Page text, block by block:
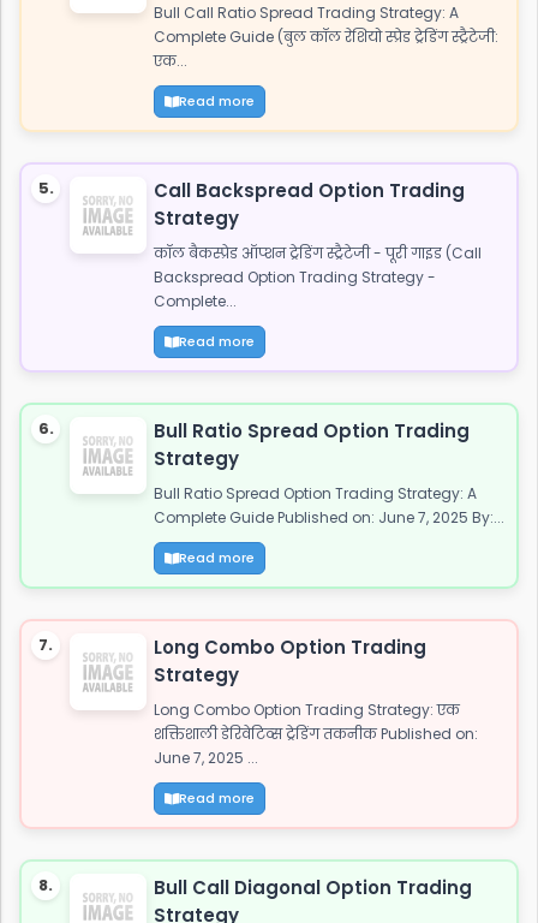
Bull Call Ratio Spread Trading Strategy: A
Complete Guide (बुल कॉल रेशियो स्प्रेड ट्रेडिंग स्ट्रैटेजी:
एक...
Read more
5.
Call Backspread Option Trading
Strategy
कॉल बैकस्प्रेड ऑप्शन ट्रेडिंग स्ट्रैटेजी - पूरी गाइड (Call
Backspread Option Trading Strategy -
Complete...
Read more
6.
Bull Ratio Spread Option Trading
Strategy
Bull Ratio Spread Option Trading Strategy: A
Complete Guide Published on: June 7, 2025 By:...
Read more
7.
Long Combo Option Trading
Strategy
Long Combo Option Trading Strategy: एक
शक्तिशाली डेरिवेटिव्स ट्रेडिंग तकनीक Published on:
June 7, 2025 ...
Read more
8.
Bull Call Diagonal Option Trading
Strategy